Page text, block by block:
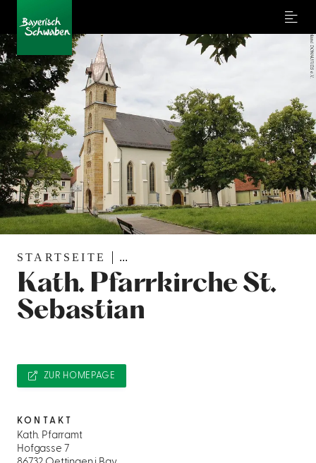
Menu
STARTSEITE ...
Kath. Pfarrkirche St.
Sebastian
ZUR HOMEPAGE
KONTAKT
Kath. Pfarramt
Hofgasse 7